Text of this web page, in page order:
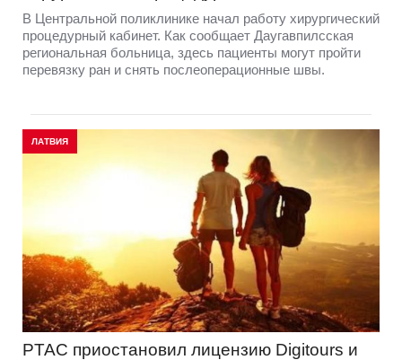
В Центральной поликлинике начал работу хирургический
процедурный кабинет. Как сообщает Даугавпилсская
региональная больница, здесь пациенты могут пройти
перевязку ран и снять послеоперационные швы.
ЛАТВИЯ
PTAC приостановил лицензию Digitours и